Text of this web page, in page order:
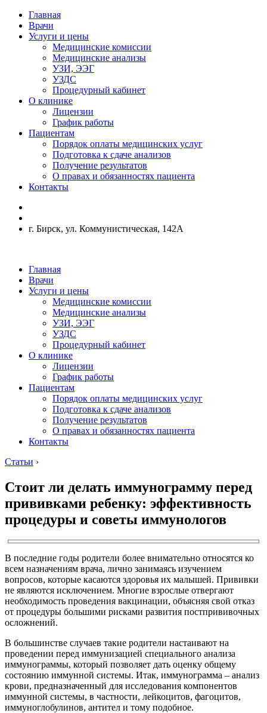
Главная
Врачи
Услуги и цены
Медицинские комиссии
Медицинские анализы
УЗИ, ЭЭГ
УЗДС
Процедурный кабинет
О клинике
Лицензии
График работы
Пациентам
Порядок оплаты медицинских услуг
Подготовка к сдаче анализов
Получение результатов
О правах и обязанностях пациента
Контакты
г. Бирск, ул. Коммунистическая, 142А
Главная
Врачи
Услуги и цены
Медицинские комиссии
Медицинские анализы
УЗИ, ЭЭГ
УЗДС
Процедурный кабинет
О клинике
Лицензии
График работы
Пациентам
Порядок оплаты медицинских услуг
Подготовка к сдаче анализов
Получение результатов
О правах и обязанностях пациента
Контакты
Статьи ›
Стоит ли делать иммунограмму перед
прививками ребенку: эффективность
процедуры и советы иммунологов
В последние годы родители более внимательно относятся ко
всем назначениям врача, лично занимаясь изучением
вопросов, которые касаются здоровья их малышей. Прививки
не являются исключением. Многие взрослые отвергают
необходимость проведения вакцинации, объясняя свой отказ
от процедуры большими рисками развития постпрививочных
осложнений.
В большинстве случаев такие родители настаивают на
проведении перед иммунизацией специального анализа
иммунограммы, который позволяет дать оценку общему
состоянию иммунной системы. Итак, иммунограмма – анализ
крови, предназначенный для исследования компонентов
иммунной системы, в частности, лейкоцитов, фагоцитов,
иммуноглобулинов, антител и тому подобное.